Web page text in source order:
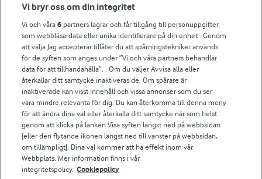
Fler Arlasajter
För ägare
Arlas kundportal
Arla.com
Falbygdens Ost
Arla webbshop
Bildbank
Följ oss
Vi bryr oss om din integritet
Vi och våra6 partners lagrar och får tillgång till personuppgifter
som webbläsardata eller unika identifierare på din enhet . Genom
att välja Jag accepterar tillåter du att spårningstekniker används
för de syften som anges under ”Vi och våra partners behandlar
data för att tillhandahålla”. . Om du väljer Avvisa alla eller
återkallar ditt samtycke inaktiveras de. Om spårare är
inaktiverade kan visst innehåll och vissa annonser som du ser
vara mindre relevanta för dig. Du kan återkomma till denna meny
för att ändra dina val eller återkalla ditt samtycke när som helst
genom att klicka på länken Visa syften längst ned på webbsidan
[eller den flytande ikonen längst ned till vänster på webbsidan,
om tillämpligt]. Dina val kommer att ha effekt inom vår
Webbplats. Mer information finns i vår
integritetspolicy. Cookiepolicy